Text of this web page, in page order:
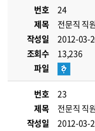
번호
24
제목
전문직 직
작성일
2012-03-
조회수
13,236
파일
번호
23
제목
전문직 직
작성일
2012-03-